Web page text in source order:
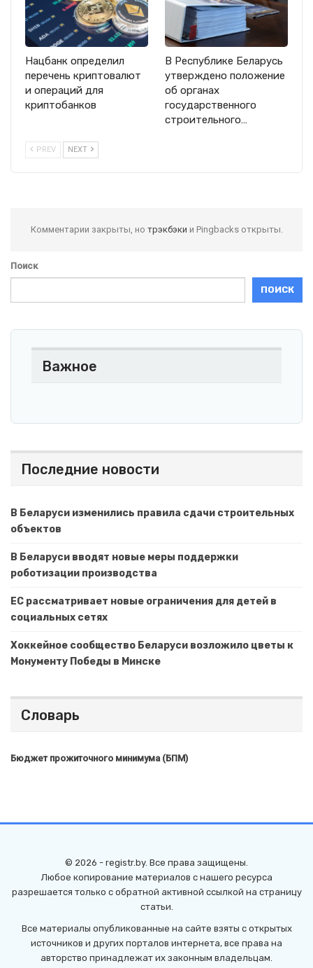
Нацбанк определил
перечень криптовалют
и операций для
криптобанков
В Республике Беларусь
утверждено положение
об органах
государственного
строительного…
PREV NEXT
Комментарии закрыты, но трэкбэки и Pingbacks открыты.
Поиск
ПОИСК
Важное
Последние новости
В Беларуси изменились правила сдачи строительных
объектов
В Беларуси вводят новые меры поддержки
роботизации производства
ЕС рассматривает новые ограничения для детей в
социальных сетях
Хоккейное сообщество Беларуси возложило цветы к
Монументу Победы в Минске
Словарь
Бюджет прожиточного минимума (БПМ)
© 2026 - registr.by. Все права защищены.
Любое копирование материалов с нашего ресурса
разрешается только с обратной активной ссылкой на страницу
статьи.
Все материалы опубликованные на сайте взяты с открытых
источников и других порталов интернета, все права на
авторство принадлежат их законным владельцам.